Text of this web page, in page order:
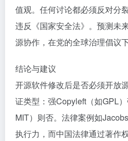
值观。任何讨论都必须反对分
违反《国家安全法》。预测未
源协作，在党的全球治理倡议
结论与建议
开源软件修改后是否必须开放
证类型：强Copyleft（如GPL
MIT）则否。法律案例如
执行力，而中国法律通过著作